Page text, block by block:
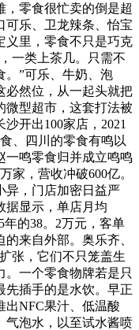
，零食很忙卖的倒是超
乐、卫龙辣条、怡宝
义里，零食不只是巧克
一类上茶几。只需不
。”可乐、牛奶、泡
必然位，从一起头就把
微型超市，这套打法被
开出100家店，2021
、四川的零食有鸣以
一鸣零食归并成立鸣鸣
家，营收冲破600亿。
异，门店加密日益严
据显示，单店月均
年的38。2万元，客单
来自外部。奥乐齐、
张，它们不只笼盖生
一个零食物牌若是只
先插手的是水饮。早正
出NFC果汁、低温酸
气泡水，以至试水酱喷